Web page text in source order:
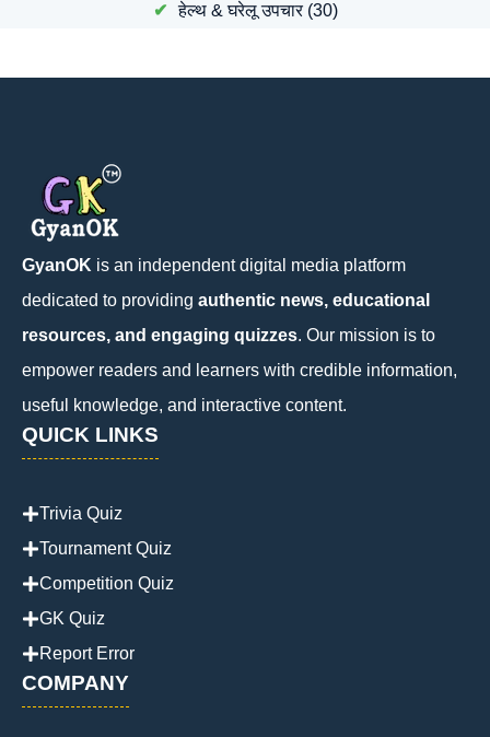
हेल्थ & घरेलू उपचार(30)
GyanOK is an independent digital media platform
dedicated to providing authentic news, educational
resources, and engaging quizzes. Our mission is to
empower readers and learners with credible information,
useful knowledge, and interactive content.
QUICK LINKS
Trivia Quiz
Tournament Quiz
Competition Quiz
GK Quiz
Report Error
COMPANY